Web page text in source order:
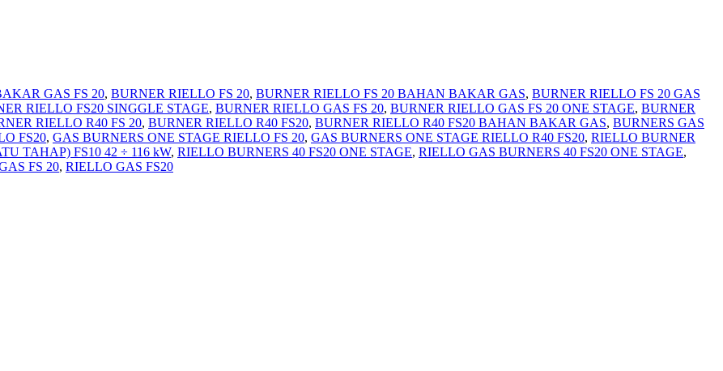
GAS FS 20, BURNER RIELLO FS 20, BURNER RIELLO FS 20 BAHAN BAKAR GAS, BURNER RIELLO FS 20 GAS
RIELLO FS20 SINGGLE STAGE, BURNER RIELLO GAS FS 20, BURNER RIELLO GAS FS 20 ONE STAGE, BURNER
RIELLO R40 FS 20, BURNER RIELLO R40 FS20, BURNER RIELLO R40 FS20 BAHAN BAKAR GAS, BURNERS GAS
FS20, GAS BURNERS ONE STAGE RIELLO FS 20, GAS BURNERS ONE STAGE RIELLO R40 FS20, RIELLO BURNER
TAHAP) FS10 42 ÷ 116 kW, RIELLO BURNERS 40 FS20 ONE STAGE, RIELLO GAS BURNERS 40 FS20 ONE STAGE,
FS 20, RIELLO GAS FS20